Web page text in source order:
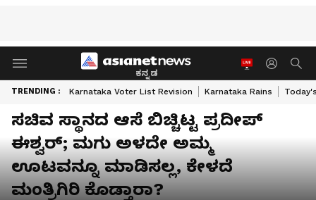
ಕನ್ನಡ
TRENDING : Karnataka Voter List Revision Karnataka Rains
ಸಚಿವ ಸ್ಥಾನದ ಆಸೆ ಬಿಚ್ಚಿಟ್ಟ ಪ್ರದೀಪ್
ಈಶ್ವರ್; ಮಗು ಅಳದೇ ಅಮ್ಮ
ಊಟವನ್ನೂ ಮಾಡಿಸಲ್ಲ, ಕೇಳದೆ
ಮಂತ್ರಿಗಿರಿ ಕೊಡ್ತಾರಾ?